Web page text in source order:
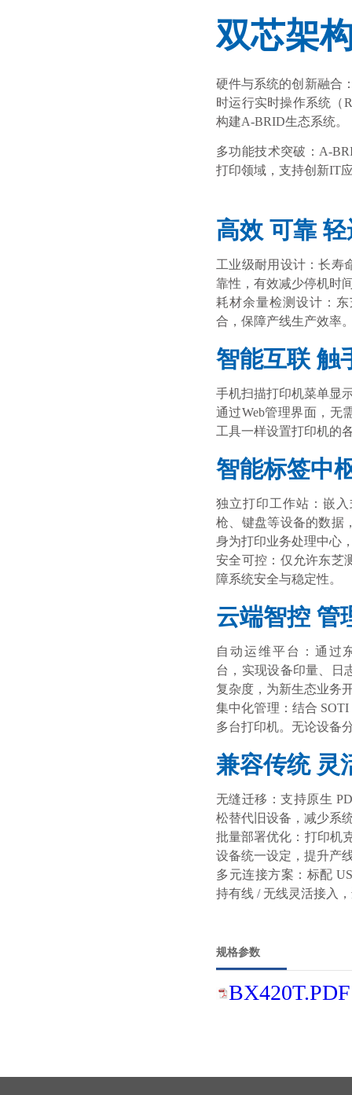
双芯架
硬件与系统的创新融合
时运行实时操作系统（
构建A-BRID生态系统。
多功能技术突破：A-
打印领域，支持创新IT
高效 可靠
工业级耐用设计：长寿
靠性，有效减少停机时
耗材余量检测设计：
合，保障产线生产效率
智能互联 触
手机扫描打印机菜单显
通过Web管理界面，无
工具一样设置打印机的
智能标签中
独立打印工作站：嵌
枪、键盘等设备的数据
身为打印业务处理中心
安全可控：仅允许东芝
障系统安全与稳定性。
云端智控 管
自动运维平台：通过
台，实现设备印量、日
复杂度，为新生态业务
集中化管理：结合
多台打印机。无论设备
兼容传统 灵
无缝迁移：支持原生
松替代旧设备，减少系
批量部署优化：打印机
设备统一设定，提升产
多元连接方案：标配
持有线 / 无线灵活接入
规格参数
BX420T.PDF